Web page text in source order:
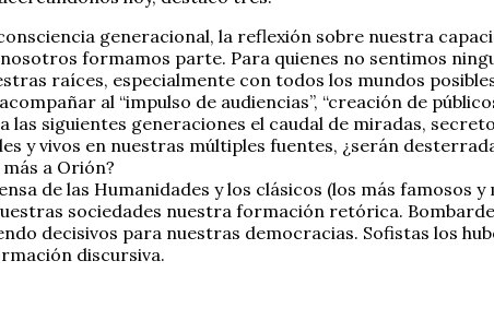
generacional, la reflexión sobre nuestra
formamos parte. Para quienes no sentimos
raíces, especialmente con todos los mundos
al “impulso de audiencias”, “creación de
siguientes generaciones el caudal de miradas,
y vivos en nuestras múltiples fuentes, ¿serán
a Orión?
de las Humanidades y los clásicos (los más famosos
sociedades nuestra formación retórica.
decisivos para nuestras democracias. Sofistas los
discursiva.